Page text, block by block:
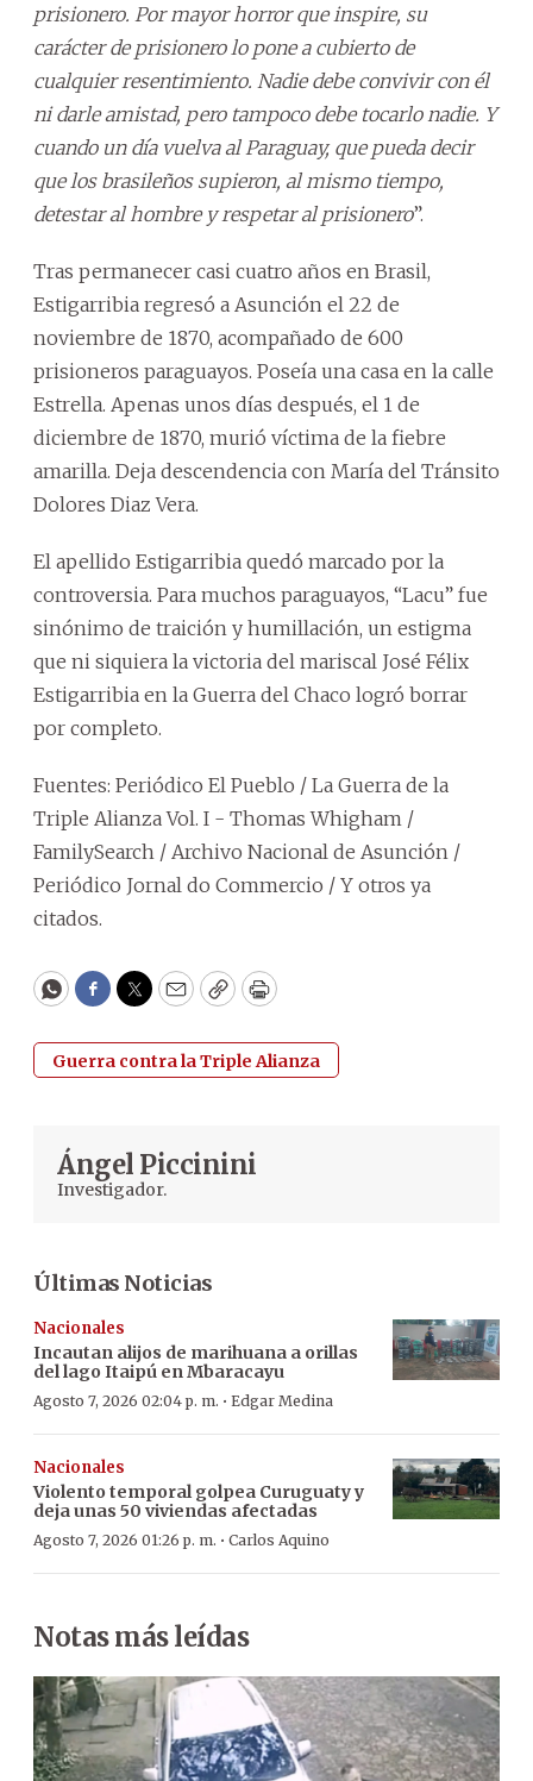
prisionero. Por mayor horror que inspire, su
carácter de prisionero lo pone a cubierto de
cualquier resentimiento. Nadie debe convivir con él
ni darle amistad, pero tampoco debe tocarlo nadie. Y
cuando un día vuelva al Paraguay, que pueda decir
que los brasileños supieron, al mismo tiempo,
detestar al hombre y respetar al prisionero”.
Tras permanecer casi cuatro años en Brasil,
Estigarribia regresó a Asunción el 22 de
noviembre de 1870, acompañado de 600
prisioneros paraguayos. Poseía una casa en la calle
Estrella. Apenas unos días después, el 1 de
diciembre de 1870, murió víctima de la fiebre
amarilla. Deja descendencia con María del Tránsito
Dolores Diaz Vera.
El apellido Estigarribia quedó marcado por la
controversia. Para muchos paraguayos, “Lacu” fue
sinónimo de traición y humillación, un estigma
que ni siquiera la victoria del mariscal José Félix
Estigarribia en la Guerra del Chaco logró borrar
por completo.
Fuentes: Periódico El Pueblo / La Guerra de la
Triple Alianza Vol. I - Thomas Whigham /
FamilySearch / Archivo Nacional de Asunción /
Periódico Jornal do Commercio / Y otros ya
citados.
WhatsApp
Facebook
Twitter
EmailCopyPrint
Guerra contra la Triple Alianza
Ángel Piccinini
Investigador.
Últimas Noticias
Nacionales
Incautan alijos de marihuana a orillas
del lago Itaipú en Mbaracayu
Agosto 7, 2026 02:04 p. m. · Edgar Medina
Nacionales
Violento temporal golpea Curuguaty y
deja unas 50 viviendas afectadas
Agosto 7, 2026 01:26 p. m. · Carlos Aquino
Notas más leídas